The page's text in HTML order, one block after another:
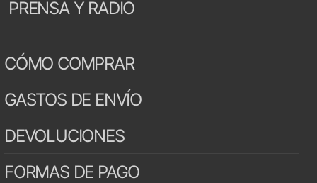
PRENSA Y RADIO
CÓMO COMPRAR
GASTOS DE ENVÍO
DEVOLUCIONES
FORMAS DE PAGO